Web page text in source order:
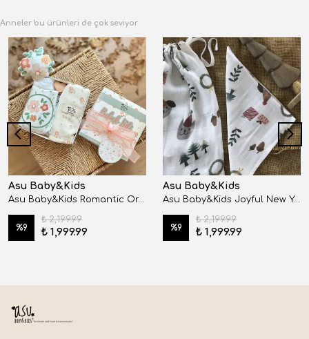
Anneler bu ürünleri de çok seviyor
Asu Baby&Kids
Asu Baby&Kids Romantic Organik Pamuk Hediye Bebek Kiti
%9
₺ 2,199.99
₺ 1,999.99
Asu Baby&Kids
Asu Baby&Kids Joyful New Year Organik Pamuk Mini Bebek Kiti Müslin&Kese&Mendil Seti
%9
₺ 2,199.99
₺ 1,999.99